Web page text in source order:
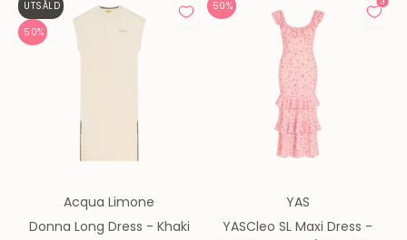
UTSÅLD
50%
Acqua Limone
Donna Long Dress - Khaki
50%
YAS
YASCleo SL Maxi Dress -